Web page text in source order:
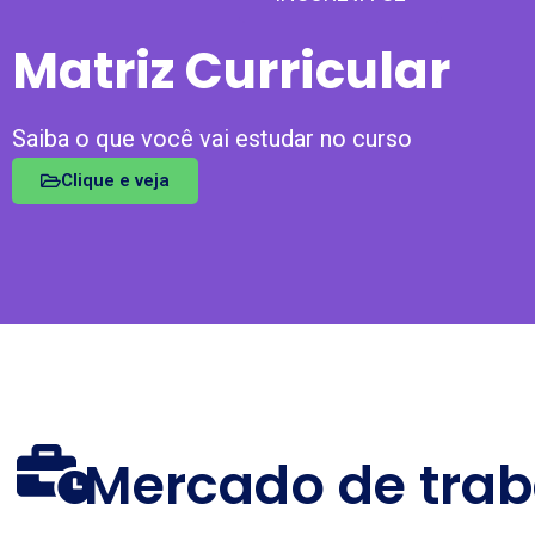
Matriz Curricular
Saiba o que você vai estudar no curso
Clique e veja
Mercado de